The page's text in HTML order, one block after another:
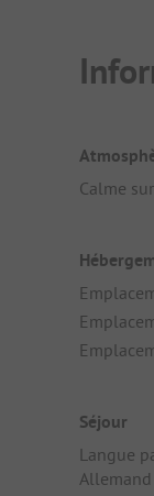
Calme
Séjour
Langue
Allemand